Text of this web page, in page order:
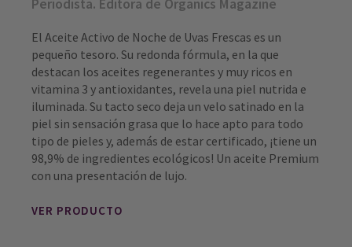
Periodista. Editora de Organics Magazine
El Aceite Activo de Noche de Uvas Frescas es un
pequeño tesoro. Su redonda fórmula, en la que
destacan los aceites regenerantes y muy ricos en
vitamina 3 y antioxidantes, revela una piel nutrida e
iluminada. Su tacto seco deja un velo satinado en la
piel sin sensación grasa que lo hace apto para todo
tipo de pieles y, además de estar certificado, ¡tiene un
98,9% de ingredientes ecológicos! Un aceite Premium
con una presentación de lujo.
VER PRODUCTO